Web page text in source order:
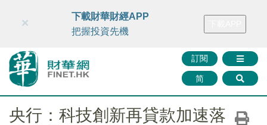
財華智庫網 FINTV FINMETA 財華證券 媒體矩陣
訂閱
简
×
下載財華財經APP
把握投資先機
央行：科技創新再貸款加速落